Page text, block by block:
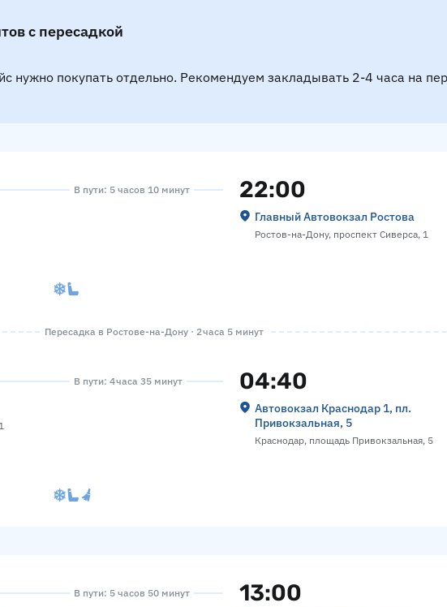
с пересадкой
нужно покупать отдельно. Рекомендуем закладывать 2-4 часа на
В пути: 5 часов 10 минут 22:00
Главный Автовокзал Ростова
Ростов-на-Дону, проспект Сиверса, 1
Пересадка в Ростове-на-Дону · 2 часа 5 минут
В пути: 4 часа 35 минут 04:40
Автовокзал Краснодар 1, пл.
Привокзальная, 5
Краснодар, площадь Привокзальная, 5
В пути: 5 часов 50 минут 13:00